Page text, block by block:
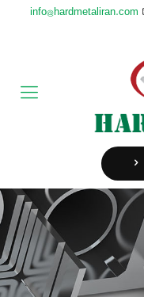
info@hardmetaliran.com